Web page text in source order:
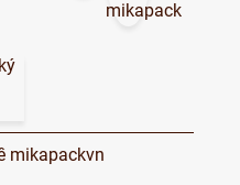
mikapackvn